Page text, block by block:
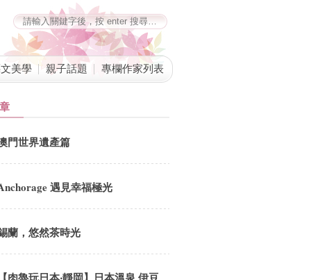
美學 親子話題 專欄作家列表
門世界遺產篇
遇見幸福極光
蘭，悠然茶時光